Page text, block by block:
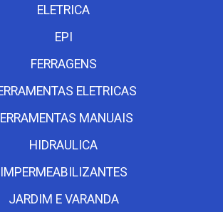
ELETRICA
EPI
FERRAGENS
ELETRICAS
MANUAIS
HIDRAULICA
IMPERMEABILIZANTES
JARDIM E VARANDA